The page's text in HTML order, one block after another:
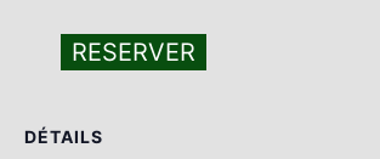
RESERVER
DÉTAILS